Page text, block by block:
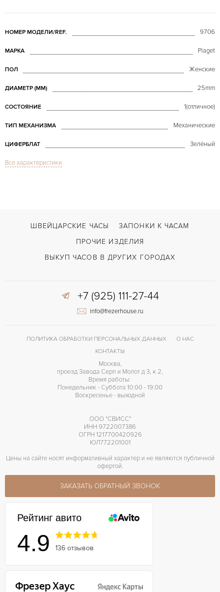
НОМЕР МОДЕЛИ/REF. 9706
МАРКА Piaget
ПОЛ Женские
ДИАМЕТР (MM) 25mm
СОСТОЯНИЕ 1(отличное)
ТИП МЕХАНИЗМА Механические
ЦИФЕРБЛАТ Зелёный
СТЕКЛО
ДЛИНА БРАСЛЕТА, ДЛИННАЯ СТОРОНА
Отделка драгоценными камнями
Все характеристики
ШВЕЙЦАРСКИЕ ЧАСЫ
ЗАПОНКИ К ЧАСАМ
ПРОЧИЕ ИЗДЕЛИЯ
ВЫКУП ЧАСОВ В ДРУГИХ ГОРОДАХ
+7 (925) 111-27-44
info@frezerhouse.ru
ПОЛИТИКА ОБРАБОТКИ ПЕРСОНАЛЬНЫХ ДАННЫХ
О НАС
КОНТАКТЫ
Москва,
проезд Завода Серп и Молот д 3, к 2,
Время работы:
Понедельник - Суббота 10:00 - 19:00
Воскресенье - выходной
ООО "СВИСС"
ИНН 9722007386
ОГРН 1217700420926
ЮЛ772201001
Цены на сайте носят информативный характер и не являются публичной
офертой.
ЗАКАЗАТЬ ОБРАТНЫЙ ЗВОНОК
Рейтинг авито
4.9 136 отзывов